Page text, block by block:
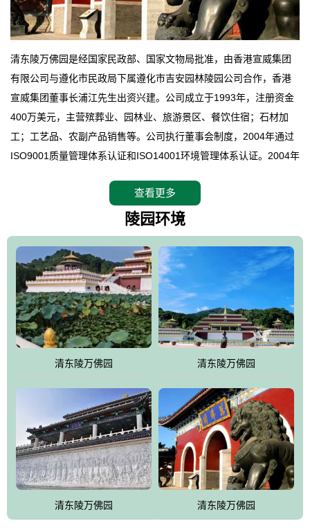
清东陵万佛园是经国家民政部、国家文物局批准，由香港宣威集团
有限公司与遵化市民政局下属遵化市吉安园林陵园公司合作，香港
宣威集团董事长浦江先生出资兴建。公司成立于1993年，注册资金
400万美元，主营殡葬业、园林业、旅游景区、餐饮住宿；石材加
工；工艺品、农副产品销售等。公司执行董事会制度，2004年通过
ISO9001质量管理体系认证和ISO14001环境管理体系认证。2004年
拥有4A级旅游区头衔的花园式陵园，园内建有四星级酒店一座。
万佛园位于遵化市境内，座落在世界文化遗产清东陵地形墙内，地
形绝佳，地理位置优越，交通便利。公司以“建设全国顶级人生后花
园、打造佛教精品旅游圣地”为目标，以海外归侨、国内外知名人士
的墓地安葬、祭祀吊亡并结合旅游参观构成其主要使用功能；以苍
郁绚丽、优雅宜人的园林景观构成其外部形象。通过墓园建设与造
园手法相结合的默契操作，建成一处特色鲜明、服务周全、环境优
美、民族风格突出，与周边文物古迹交相呼应的极具吸引力的花园
式园林。
万佛园工程一期占地448亩，目前完成投资近12亿元人民币，园区采
用全仿古式建筑，寻求与世界文化遗产地清东陵的和谐统一，在园
区建设中寻求陵园建设与景区建设的有机融合，充分发挥独一无二
的地形优势，打造现代艺术园林，建设旅游景观、寺庙、酒店等综
合服务设施，服务于陵园经营，使企业的多元化经营项目相互依
托、相互促进，园区绿化覆盖率达90%。
设计建造各种墓地墓位3万个；主体建筑金宝塔，墓位容量8万个，
能适应不同消费阶层的需求，为客户提供墓碑设计制作服务、特色
查看更多
陵园环境
清东陵万佛园 清东陵万佛园
清东陵万佛园 清东陵万佛园